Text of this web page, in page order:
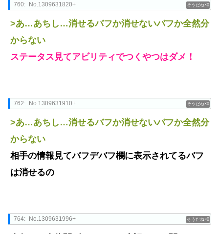
0
760: No.1309631820+
>あ…あちし…消せるバフか消せないバフか全然分
からない
ステータス見てアビリティでつくやつはダメ！
0
762: No.1309631910+
>あ…あちし…消せるバフか消せないバフか全然分
からない
相手の情報見てバフデバフ欄に表示されてるバフ
は消せるの
0
764: No.1309631996+